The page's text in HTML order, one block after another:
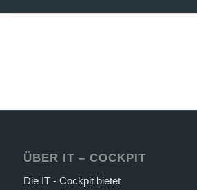
ÜBER IT – COCKPIT
Die IT - Cockpit bietet